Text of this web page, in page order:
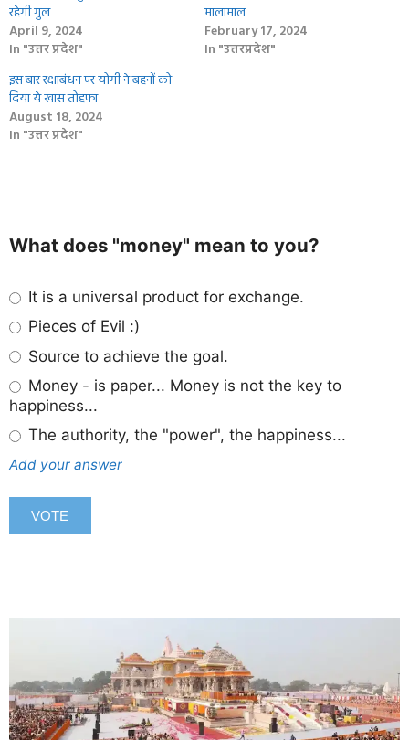
रहेगी गुल
April 9, 2024
In "उत्तर प्रदेश"
मालामाल
February 17, 2024
In "उत्तरप्रदेश"
इस बार रक्षाबंधन पर योगी ने बहनों को
दिया ये खास तोहफा
August 18, 2024
In "उत्तर प्रदेश"
What does "money" mean to you?
It is a universal product for exchange.
Pieces of Evil :)
Source to achieve the goal.
Money - is paper... Money is not the key to
happiness...
The authority, the "power", the happiness...
Add your answer